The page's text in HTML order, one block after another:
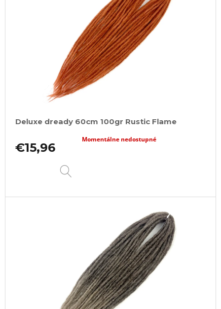
Deluxe dready 60cm 100gr Rustic Flame
€15,96
Momentálne nedostupné